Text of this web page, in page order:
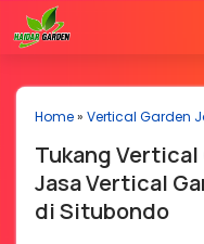
Home» Vertical Garden
Tukang
Jasa Vertical
di Situbondo